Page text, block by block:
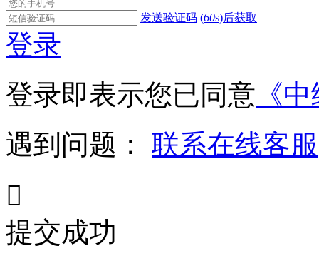
发送验证码 (60s)后获取
登录
登录即表示您已同意 《
遇到问题： 联系在线客服

提交成功